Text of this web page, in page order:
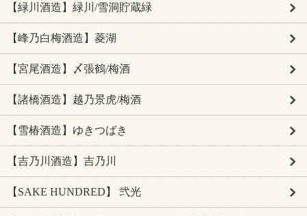
【緑川酒造】緑川/雪洞貯蔵緑
【峰乃白梅酒造】菱湖
【宮尾酒造】〆張鶴/梅酒
【諸橋酒造】越乃景虎/梅酒
【雪椿酒造】ゆきつばき
【吉乃川酒造】吉乃川
【SAKE HUNDRED】 弐光